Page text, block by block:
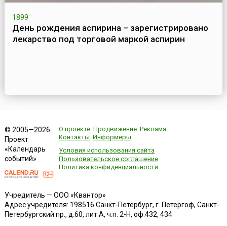
1899
День рождения аспирина – зарегистрировано
лекарство под торговой маркой аспирин
© 2005—2026
Проект
«Календарь
событий»
О проекте Продвижение Реклама
Контакты Информеры
Условия использования сайта
Пользовательское соглашение
Политика конфиденциальности
Учредитель — ООО «Квантор»
Адрес учредителя: 198516 Санкт-Петербург, г. Петергоф, Санкт-
Петербургский пр., д.60, лит.А, ч.п. 2-Н, оф.432, 434